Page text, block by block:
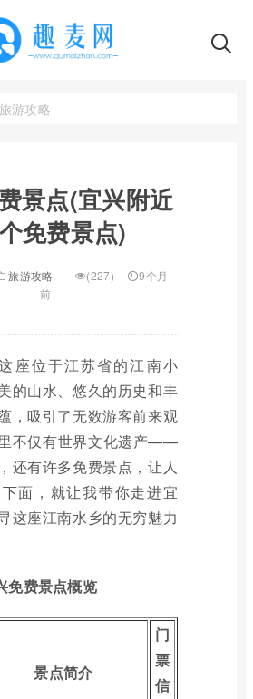
旅游攻略
景点(宜兴附近
免费景点)
旅游攻略 (227)
9个月
前
座位于江苏省的江南小
的山水、悠久的历史和丰
，吸引了无数游客前来观
不仅有世界文化遗产——
还有许多免费景点，让人
面，就让我带你走进宜
这座江南水乡的无穷魅力
免费景点概览
景点简介
门
票
信